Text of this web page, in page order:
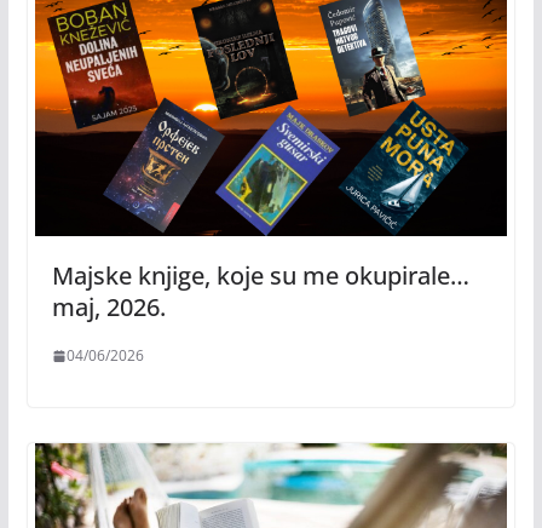
Majske knjige, koje su me okupirale…
maj, 2026.
04/06/2026